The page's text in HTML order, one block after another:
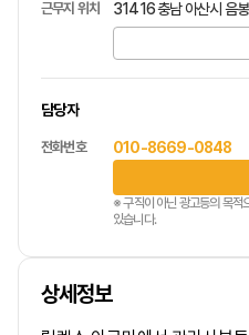
근무지 위치 31416 충남 아산시 음
담당자
전화번호 010-8669-0848
※ 구직이 아닌 광고등의 목적
있습니다.
상세정보